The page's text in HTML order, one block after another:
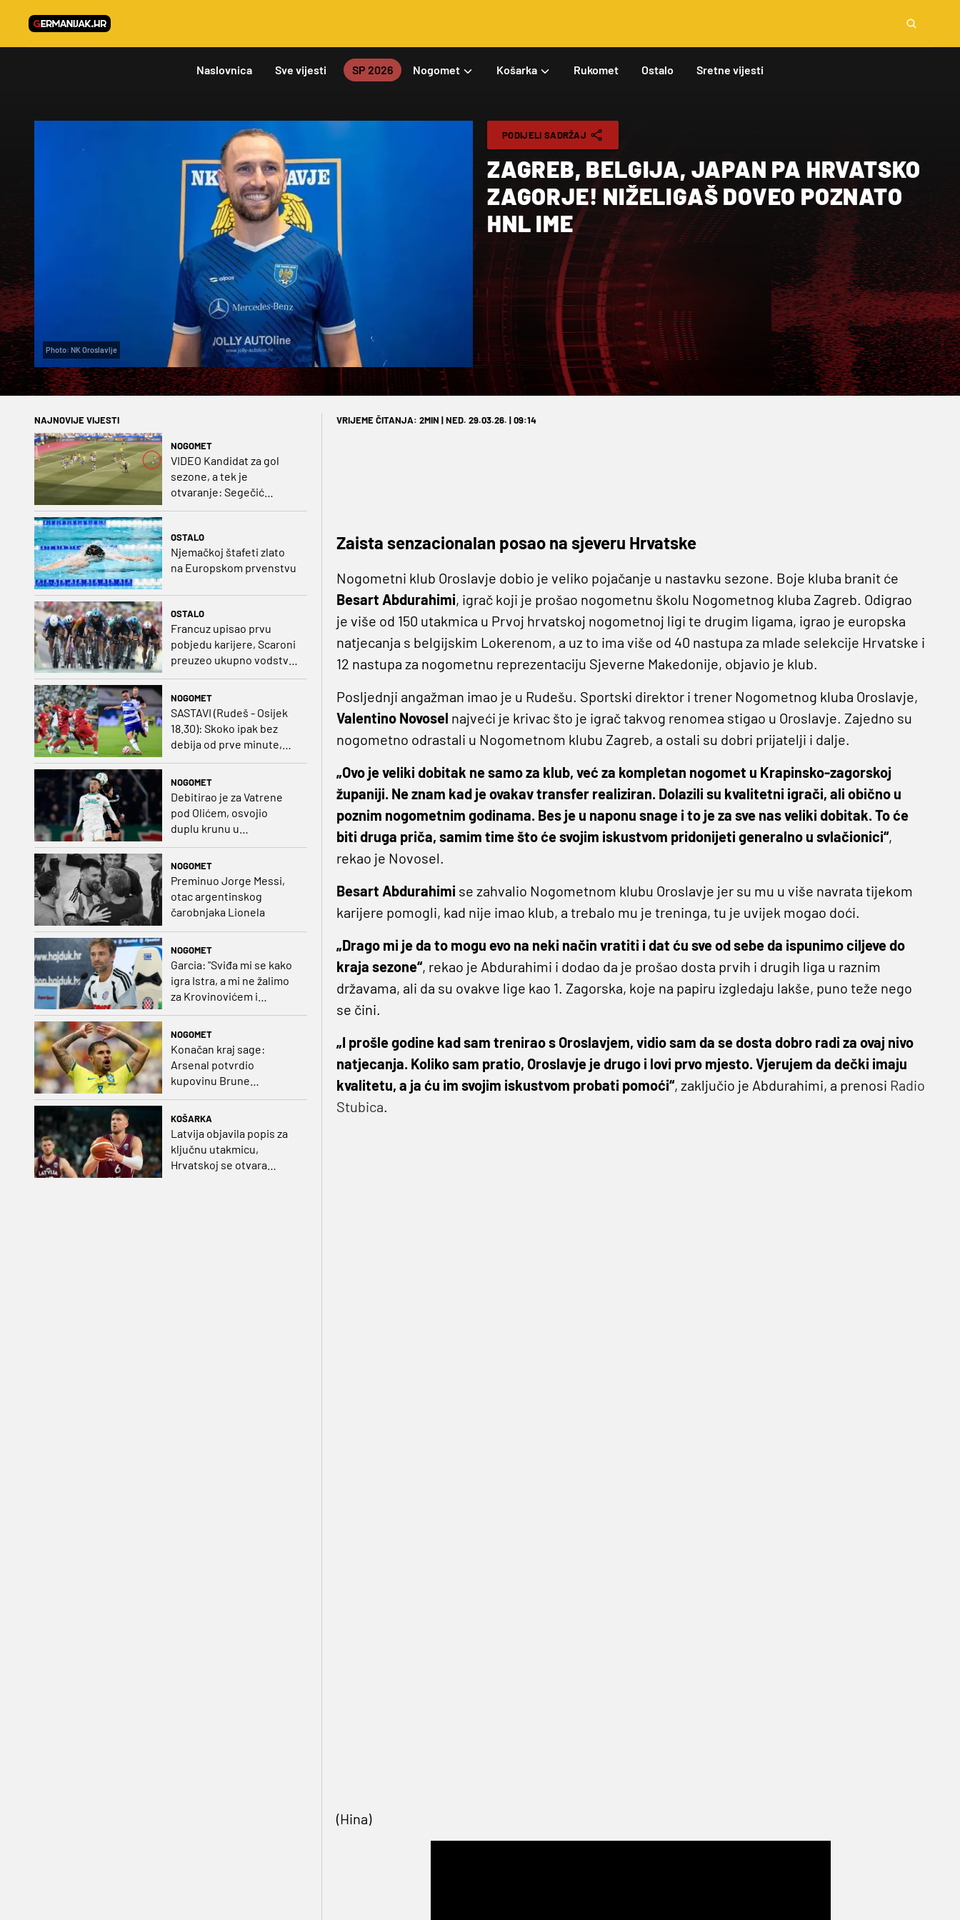
Naslovnica Sve vijesti SP 2026 Nogomet Košarka Rukomet Ostalo Sretne vijesti
Photo: NK Oroslavlje
PODIJELI SADRŽAJ
ZAGREB, BELGIJA, JAPAN PA HRVATSKO
ZAGORJE! NIŽELIGAŠ DOVEO POZNATO
HNL IME
NAJNOVIJE VIJESTI
NOGOMET
VIDEO Kandidat za gol
sezone, a tek je
otvaranje: Segečić
OSTALO
Njemačkoj štafeti zlato
na Europskom prvenstvu
OSTALO
Francuz upisao prvu
pobjedu karijere, Scaroni
preuzeo ukupno vodstvo
u Poljskoj
NOGOMET
SASTAVI (Rudeš - Osijek
18.30): Skoko ipak bez
debija od prve minute,
gosti promijenili
prvo kolo
NOGOMET
Debitirao je za Vatrene
pod Olićem, osvojio
duplu krunu u
NOGOMET
Preminuo Jorge Messi,
otac argentinskog
čarobnjaka Lionela
NOGOMET
Garcia: "Sviđa mi se kako
igra Istra, a mi ne žalimo
za Krovinovićem i
Guillamonom. Selahi?
NOGOMET
Konačan kraj sage:
Arsenal potvrdio
kupovinu Brune
KOŠARKA
Latvija objavila popis za
ključnu utakmicu,
Hrvatskoj se otvara
VRIJEME ČITANJA: 2MIN | NED. 29.03.26. | 09:14
Zaista senzacionalan posao na sjeveru Hrvatske
Nogometni klub Oroslavje dobio je veliko pojačanje u nastavku sezone. Boje kluba branit će
Besart Abdurahimi, igrač koji je prošao nogometnu školu Nogometnog kluba Zagreb. Odigrao
je više od 150 utakmica u Prvoj hrvatskoj nogometnoj ligi te drugim ligama, igrao je europska
natjecanja s belgijskim Lokerenom, a uz to ima više od 40 nastupa za mlade selekcije Hrvatske i
12 nastupa za nogometnu reprezentaciju Sjeverne Makedonije, objavio je klub.
Posljednji angažman imao je u Rudešu. Sportski direktor i trener Nogometnog kluba Oroslavje,
Valentino Novosel najveći je krivac što je igrač takvog renomea stigao u Oroslavje. Zajedno su
nogometno odrastali u Nogometnom klubu Zagreb, a ostali su dobri prijatelji i dalje.
„Ovo je veliki dobitak ne samo za klub, već za kompletan nogomet u Krapinsko-zagorskoj
županiji. Ne znam kad je ovakav transfer realiziran. Dolazili su kvalitetni igrači, ali obično u
poznim nogometnim godinama. Bes je u naponu snage i to je za sve nas veliki dobitak. To će
biti druga priča, samim time što će svojim iskustvom pridonijeti generalno u svlačionici“,
rekao je Novosel.
Besart Abdurahimi se zahvalio Nogometnom klubu Oroslavje jer su mu u više navrata tijekom
karijere pomogli, kad nije imao klub, a trebalo mu je treninga, tu je uvijek mogao doći.
„Drago mi je da to mogu evo na neki način vratiti i dat ću sve od sebe da ispunimo ciljeve do
kraja sezone“, rekao je Abdurahimi i dodao da je prošao dosta prvih i drugih liga u raznim
državama, ali da su ovakve lige kao 1. Zagorska, koje na papiru izgledaju lakše, puno teže nego
se čini.
„I prošle godine kad sam trenirao s Oroslavjem, vidio sam da se dosta dobro radi za ovaj nivo
natjecanja. Koliko sam pratio, Oroslavje je drugo i lovi prvo mjesto. Vjerujem da dečki imaju
kvalitetu, a ja ću im svojim iskustvom probati pomoći“, zaključio je Abdurahimi, a prenosi Radio
Stubica.
(Hina)